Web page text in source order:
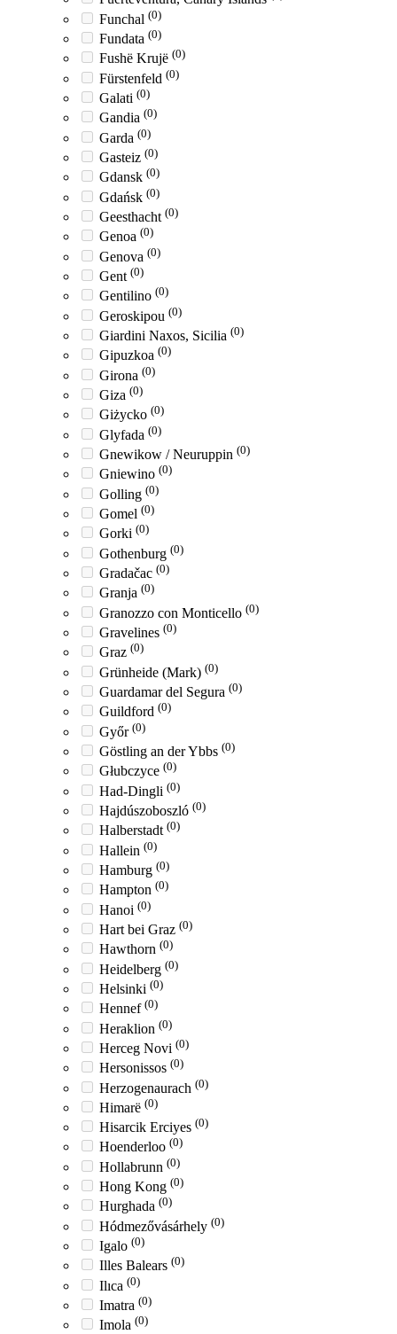
Funchal (0)
Fundata (0)
Fushë Krujë (0)
Fürstenfeld (0)
Galati (0)
Gandia (0)
Garda (0)
Gasteiz (0)
Gdansk (0)
Gdańsk (0)
Geesthacht (0)
Genoa (0)
Genova (0)
Gent (0)
Gentilino (0)
Geroskipou (0)
Giardini Naxos, Sicilia (0)
Gipuzkoa (0)
Girona (0)
Giza (0)
Giżycko (0)
Glyfada (0)
Gnewikow / Neuruppin (0)
Gniewino (0)
Golling (0)
Gomel (0)
Gorki (0)
Gothenburg (0)
Gradačac (0)
Granja (0)
Granozzo con Monticello (0)
Gravelines (0)
Graz (0)
Grünheide (Mark) (0)
Guardamar del Segura (0)
Guildford (0)
Győr (0)
Göstling an der Ybbs (0)
Głubczyce (0)
Had-Dingli (0)
Hajdúszoboszló (0)
Halberstadt (0)
Hallein (0)
Hamburg (0)
Hampton (0)
Hanoi (0)
Hart bei Graz (0)
Hawthorn (0)
Heidelberg (0)
Helsinki (0)
Hennef (0)
Heraklion (0)
Herceg Novi (0)
Hersonissos (0)
Herzogenaurach (0)
Himarë (0)
Hisarcik Erciyes (0)
Hoenderloo (0)
Hollabrunn (0)
Hong Kong (0)
Hurghada (0)
Hódmezővásárhely (0)
Igalo (0)
Illes Balears (0)
Ilıca (0)
Imatra (0)
Imola (0)